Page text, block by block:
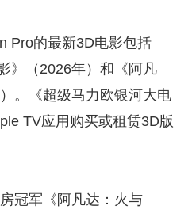
Pro的最新3D电影包括
》（2026年）和《阿凡
。《超级马力欧银河大电
TV应用购买或租赁3D版
冠军《阿凡达：火与